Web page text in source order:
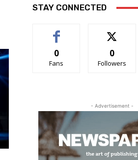
STAY CONNECTED
0
Fans
0
Followers
- Advertisement -